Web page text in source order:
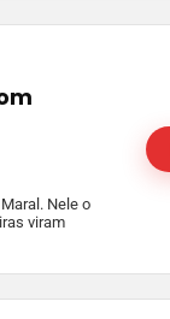
Nele o
viram